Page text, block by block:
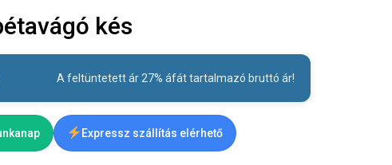
kés
A feltüntetett ár 27% áfát tartalmazó bruttó ár!
Expressz szállítás elérhető